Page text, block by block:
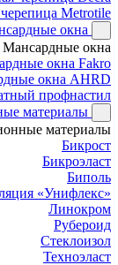
Metrotile
окна
Мансардные окна
окна Fakro
окна AHRD
профнастил
материалы
материалы
Бикрост
Бикроэласт
Биполь
«Унифлекс»
Линокром
Рубероид
Стеклоизол
Техноэласт